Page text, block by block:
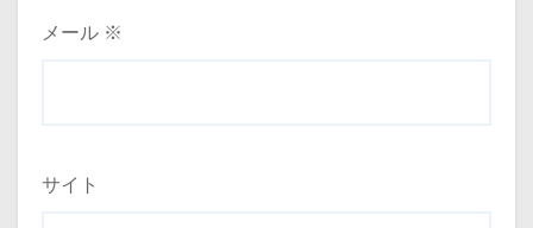
メール ※
サイト